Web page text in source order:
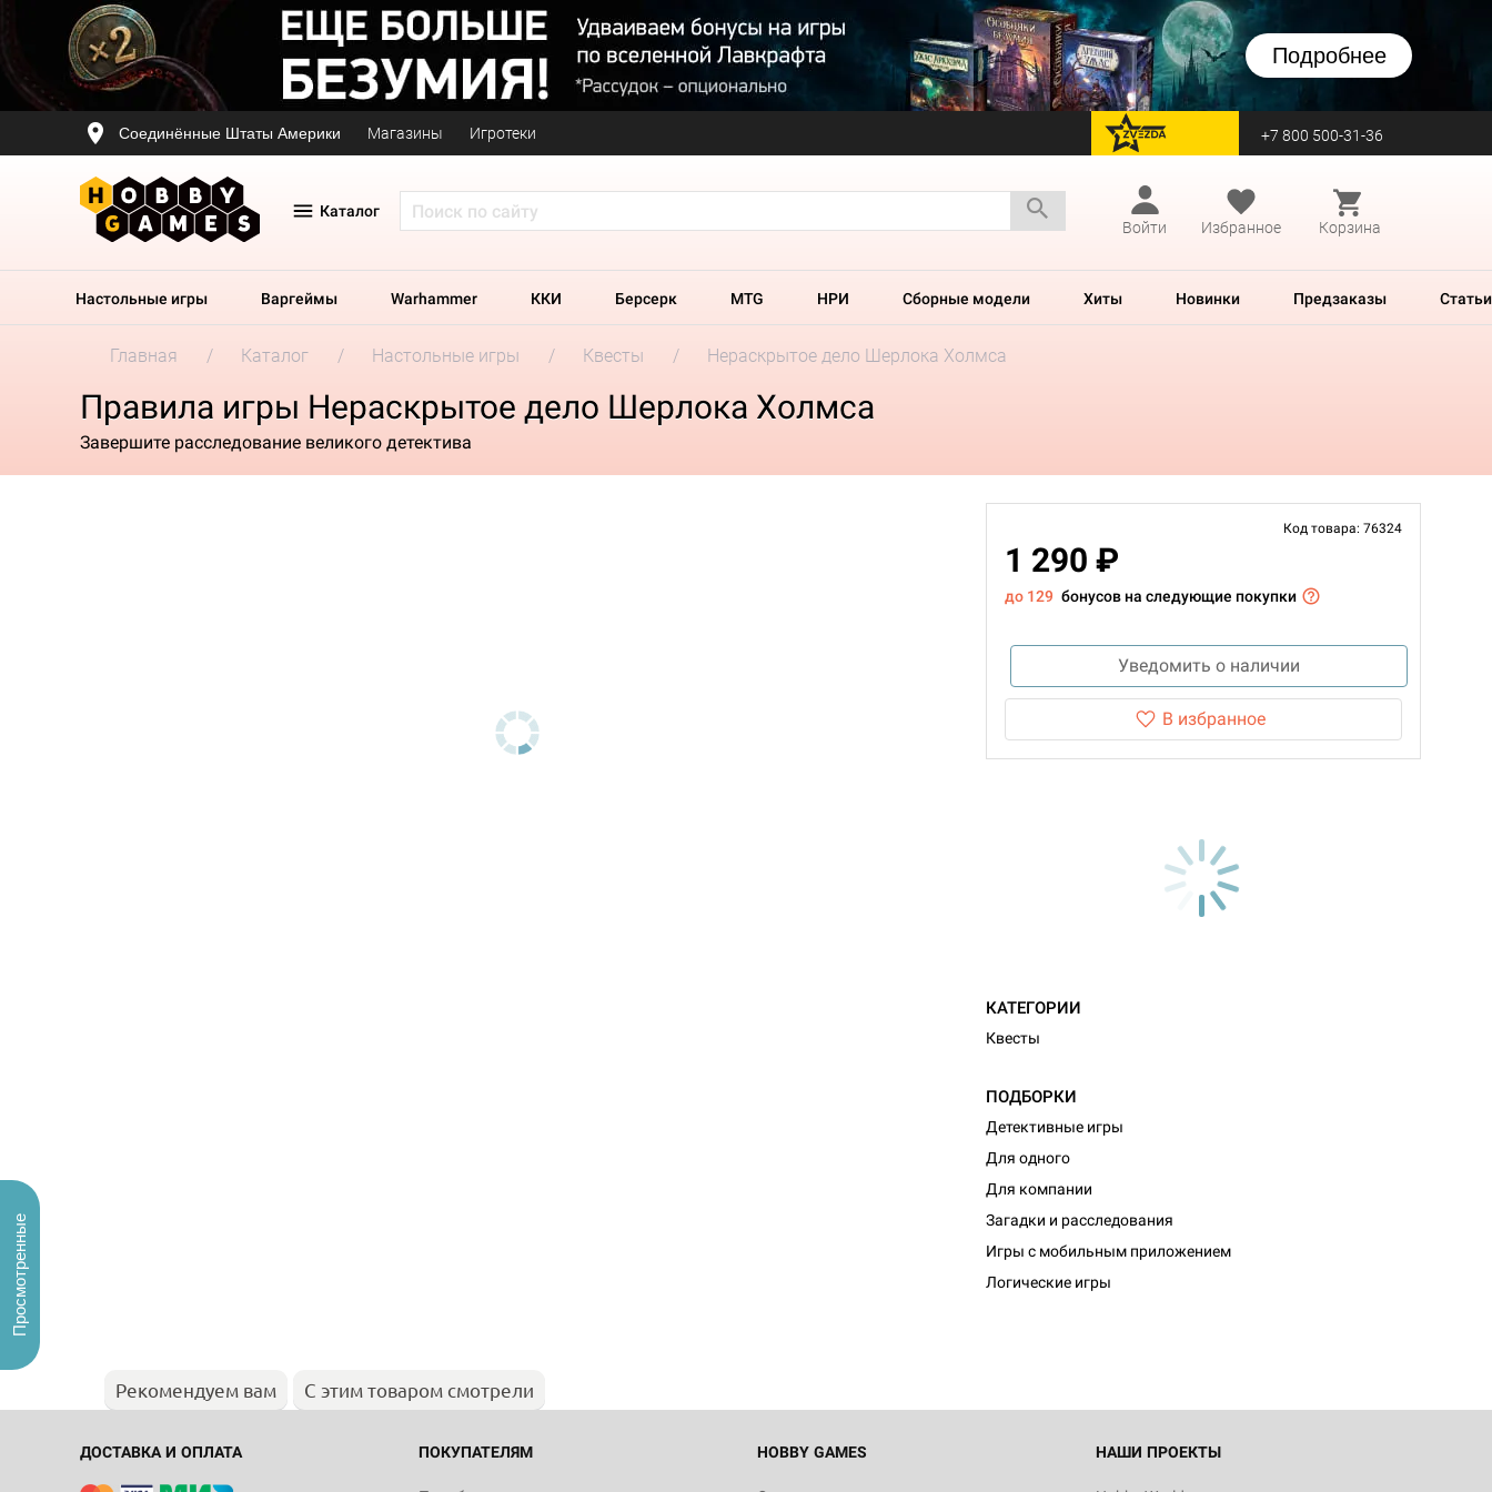
Подробнее
Соединённые Штаты Америки Магазины Игротеки перейти на Zvezda +7 800 500-31-36
Каталог
Войти
Избранное Корзина
Настольные игры Варгеймы Warhammer ККИ Берсерк MTG НРИ Сборные модели Хиты Новинки Предзаказы Статьи
Главная Каталог Настольные игры Квесты Нераскрытое дело Шерлока Холмса
Правила игры Нераскрытое дело Шерлока Холмса
Завершите расследование великого детектива
Код товара: 76324
1 290 ₽
до 129 бонусов на следующие покупки
Уведомить о наличии
В избранное
КАТЕГОРИИ
Квесты
ПОДБОРКИ
Детективные игры
Для одного
Для компании
Загадки и расследования
Игры с мобильным приложением
Логические игры
Рекомендуем вам С этим товаром смотрели
ДОСТАВКА И ОПЛАТА ПОКУПАТЕЛЯМ HOBBY GAMES НАШИ ПРОЕКТЫ
Просмотренные
Настольная игра Hobby World Монстры
Белая смерть
12 990